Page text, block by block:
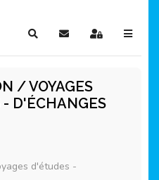
RechercherS'abonner au blog
Sign In
/ VOYAGES
D'ÉCHANGES
d'études -